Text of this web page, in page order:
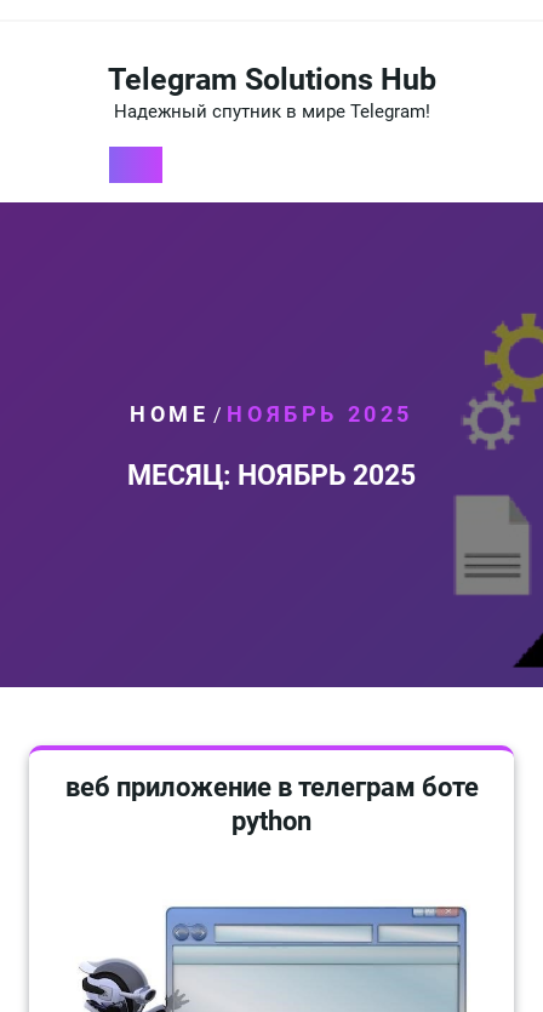
содержимомуTelegram Solutions Hub
Надежный спутник в мире Telegram!
HOME / НОЯБРЬ 2025
МЕСЯЦ: НОЯБРЬ 2025
веб приложение в телеграм боте
python